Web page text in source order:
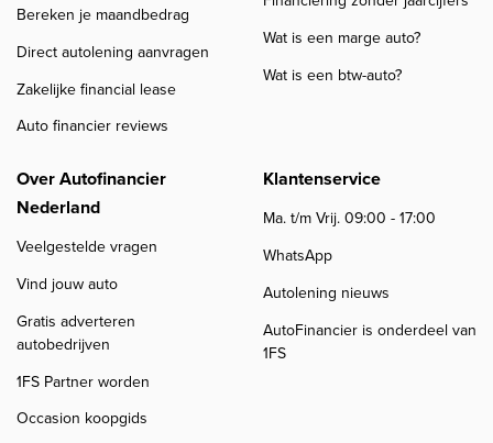
Bereken je maandbedrag
Direct autolening aanvragen
Zakelijke financial lease
Auto financier reviews
Wat is een marge auto?
Wat is een btw-auto?
Over Autofinancier
Nederland
Veelgestelde vragen
Vind jouw auto
Gratis adverteren
autobedrijven
1FS Partner worden
Occasion koopgids
Klantenservice
Ma. t/m Vrij. 09:00 - 17:00
WhatsApp
Autolening nieuws
AutoFinancier is onderdeel van
1FS